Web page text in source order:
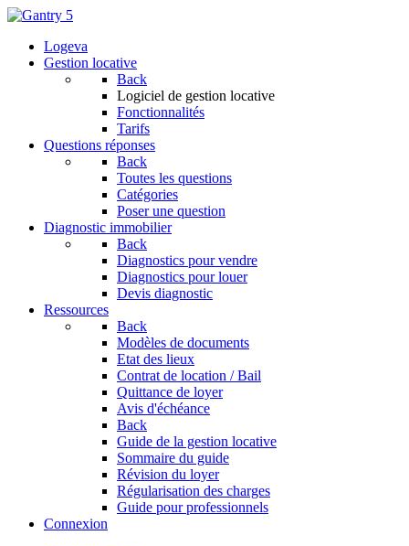
Logeva
Gestion locative
Back
Logiciel de gestion locative
Fonctionnalités
Tarifs
Questions réponses
Back
Toutes les questions
Catégories
Poser une question
Diagnostic immobilier
Back
Diagnostics pour vendre
Diagnostics pour louer
Devis diagnostic
Ressources
Back
Modèles de documents
Etat des lieux
Contrat de location / Bail
Quittance de loyer
Avis d'échéance
Back
Guide de la gestion locative
Sommaire du guide
Révision du loyer
Régularisation des charges
Guide pour professionnels
Connexion